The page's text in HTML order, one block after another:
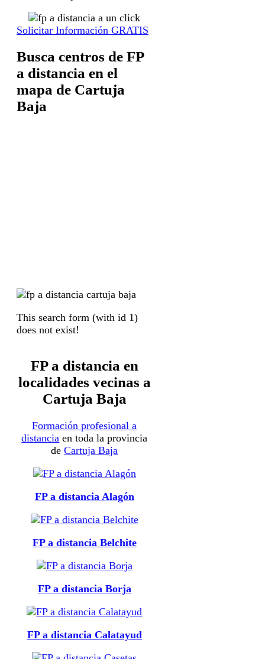
Solicitar Información GRATIS
Busca centros de FP
a distancia en el
mapa de Cartuja
Baja
This search form (with id 1)
does not exist!
FP a distancia en
localidades vecinas a
Cartuja Baja
Formación profesional a
distancia en toda la provincia
deCartuja Baja
FP a distancia Alagón
FP a distancia Belchite
FP a distancia Borja
FP a distancia Calatayud